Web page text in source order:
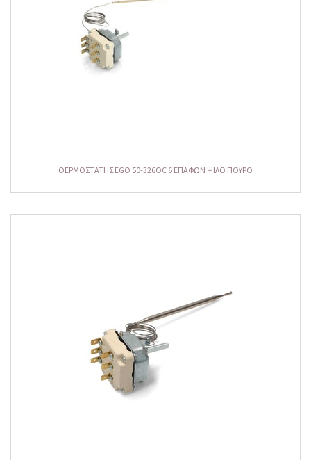
ΘΕΡΜΟΣΤΑΤΗΣ EGO 50-326OC 6 ΕΠΑΦΩΝ ΨΙΛΟ ΠΟΥΡΟ